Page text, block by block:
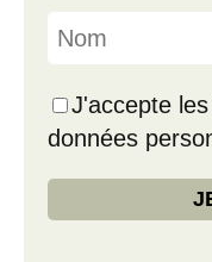
J'accepte
données